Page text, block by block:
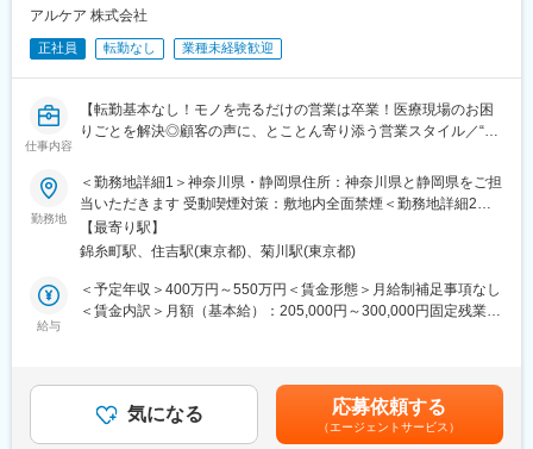
識はそこまで持っていなくても大丈夫です。スキルを備えたあと
は土日（当番制）に呼び出しはありますが一次対応はコールセン
ターが行い、現場での対応が必要な場合のみ、出勤します。また
れております。
■研修制度：各営業所の先輩社員とOJT形式で半年～1年程度かけ
でご安心ください。
■長期的な就業可能：現在は勤続年数20年と在籍している方も多
数おり年齢層も20歳～50歳とバランスよく活躍しています。自己
都合の退職も3~5％と大手日系メーカーと同様に非常に長く働け
る環境です。
■キャリアパス：機械だけでなく電気やIT・科学の知識も身に着け
ることができます。エンジニアのキャリアパスは無限であり、社
内公募制度によりサービスマネージャーとして現場のマネジメン
変更の範囲：会社の定める業務
アルケア 株式会社
正社員 転勤なし 業種未経験歓迎
仕事内容
【転勤基本なし！モノを売るだけの営業は卒業！医療現場のお困
りごとを解決◎顧客の声に、とことん寄り添う営業スタイル／“ベ
■仕事内容：
担当エリアの医療機関および販売代理店に対し提案活動を担って
いただきます。ギプスや包帯、スキンケア製品等の消耗品から、
リハビリ機器、超音波画像診断装置など、アルケアが扱っている
全製品を幅広くご提案いただくことができます。
※出張もしくは日帰りにて担当エリアをお持ちいただきます。直行
■入社後の研修体制：
入社時の研修と、現場配属後のOJTを実施します。異業界からの
中途入社者も多く、安心できる教育体制を整えています。また、
勤務地
＜勤務地詳細1＞神奈川県・静岡県住所：神奈川県と静岡県をご担
当いただきます 受動喫煙対策：敷地内全面禁煙＜勤務地詳細2＞
東京営業所住所：東京都墨田区錦糸1-2-1 アルカセントラル19F勤
務地最寄駅：各線／錦糸町駅受動喫煙対策：屋内全面禁煙変更の
【最寄り駅】
錦糸町駅、住吉駅(東京都)、菊川駅(東京都)
給与
＜予定年収＞400万円～550万円＜賃金形態＞月給制補足事項なし
＜賃金内訳＞月額（基本給）：205,000円～300,000円固定残業手
＞※固定残業代は外勤手当として支給いたします。※ご経験・スキ
ルを考慮し、社内規定により決定いたします。■昇給：年1回（7
月）■賞与：年2回（3月・9月／※過去実績：4.4ヶ月）賃金はあく
気になる 応募依頼する
（エージェントサービス）